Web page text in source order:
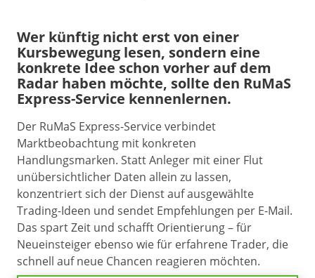
Wer künftig nicht erst von einer
Kursbewegung lesen, sondern eine
konkrete Idee schon vorher auf dem
Radar haben möchte, sollte den RuMaS
Express-Service kennenlernen.
Der RuMaS Express-Service verbindet
Marktbeobachtung mit konkreten
Handlungsmarken. Statt Anleger mit einer Flut
unübersichtlicher Daten allein zu lassen,
konzentriert sich der Dienst auf ausgewählte
Trading-Ideen und sendet Empfehlungen per E-Mail.
Das spart Zeit und schafft Orientierung – für
Neueinsteiger ebenso wie für erfahrene Trader, die
schnell auf neue Chancen reagieren möchten.